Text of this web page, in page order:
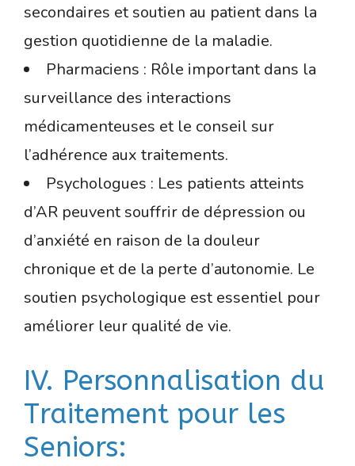
secondaires et soutien au patient dans la
gestion quotidienne de la maladie.
Pharmaciens : Rôle important dans la
surveillance des interactions
médicamenteuses et le conseil sur
l’adhérence aux traitements.
Psychologues : Les patients atteints
d’AR peuvent souffrir de dépression ou
d’anxiété en raison de la douleur
chronique et de la perte d’autonomie. Le
soutien psychologique est essentiel pour
améliorer leur qualité de vie.
IV. Personnalisation du
Traitement pour les
Seniors: